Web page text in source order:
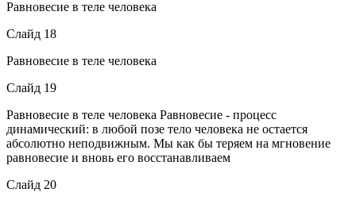
Равновесие в теле человека
Слайд 18
Равновесие в теле человека
Слайд 19
Равновесие в теле человека Равновесие - процесс
динамический: в любой позе тело человека не остается
абсолютно неподвижным. Мы как бы теряем на мгновение
равновесие и вновь его восстанавливаем
Слайд 20